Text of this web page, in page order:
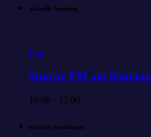
aktuelle Sendung
Pop
Sunray-FM am Sonntag
16:00 - 22:00
nächste Sendungen